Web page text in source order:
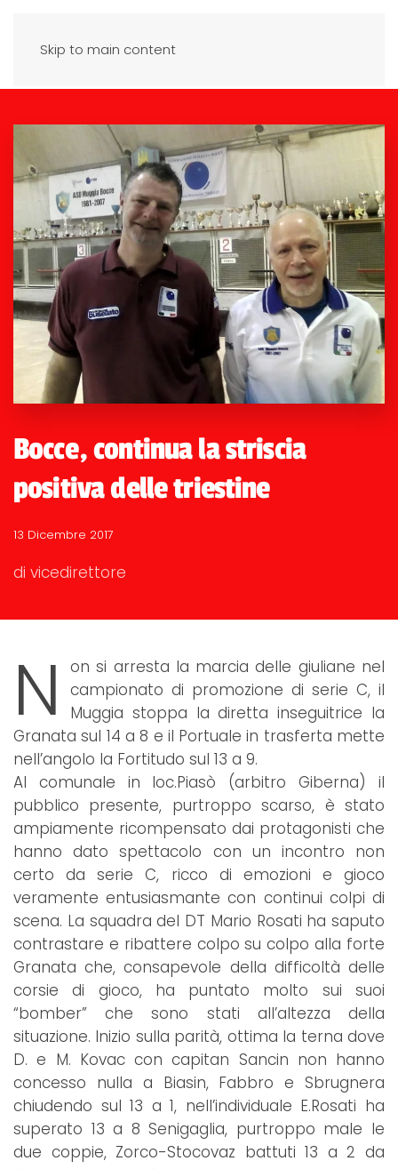
Skip to main content
Bocce, continua la striscia
positiva delle triestine
13 Dicembre 2017
di vicedirettore
N
on si arresta la marcia delle giuliane nel
campionato di promozione di serie C, il
Muggia stoppa la diretta inseguitrice la
Granata sul 14 a 8 e il Portuale in trasferta mette
nell’angolo la Fortitudo sul 13 a 9.
Al comunale in loc.Piasò (arbitro Giberna) il
pubblico presente, purtroppo scarso, è stato
ampiamente ricompensato dai protagonisti che
hanno dato spettacolo con un incontro non
certo da serie C, ricco di emozioni e gioco
veramente entusiasmante con continui colpi di
scena. La squadra del DT Mario Rosati ha saputo
contrastare e ribattere colpo su colpo alla forte
Granata che, consapevole della difficoltà delle
corsie di gioco, ha puntato molto sui suoi
“bomber” che sono stati all’altezza della
situazione. Inizio sulla parità, ottima la terna dove
D. e M. Kovac con capitan Sancin non hanno
concesso nulla a Biasin, Fabbro e Sbrugnera
chiudendo sul 13 a 1, nell’individuale E.Rosati ha
superato 13 a 8 Senigaglia, purtroppo male le
due coppie, Zorco-Stocovaz battuti 13 a 2 da